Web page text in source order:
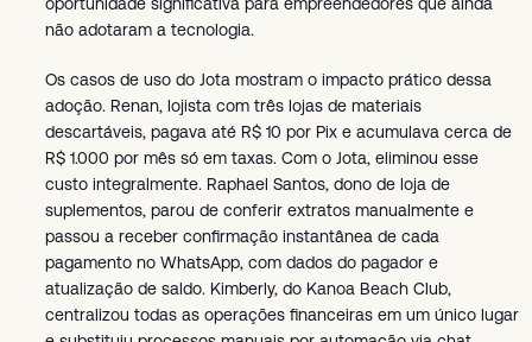
oportunidade significativa para empreendedores que ainda
não adotaram a tecnologia.
Os casos de uso do Jota mostram o impacto prático dessa
adoção. Renan, lojista com três lojas de materiais
descartáveis, pagava até R$ 10 por Pix e acumulava cerca de
R$ 1.000 por mês só em taxas. Com o Jota, eliminou esse
custo integralmente. Raphael Santos, dono de loja de
suplementos, parou de conferir extratos manualmente e
passou a receber confirmação instantânea de cada
pagamento no WhatsApp, com dados do pagador e
atualização de saldo. Kimberly, do Kanoa Beach Club,
centralizou todas as operações financeiras em um único lugar